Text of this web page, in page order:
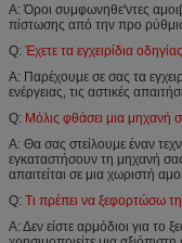
Α: Όροι συμφωνηθε'ντες
πίστωσης από την προ
Q: Έχετε τα εγχειρίδια
Α: Παρέχουμε σε σας τα
ενέργειας, τις αστικές
Q: Μόλις φθάσει μια μηχανή
Α: Θα σας στείλουμε έναν
εγκαταστήσουν τη μηχανή
απαιτείται σε μια χωριστή
Q: Τι πρέπει να ξεφορτώσω
Α: Δεν είστε αρμόδιοι για το